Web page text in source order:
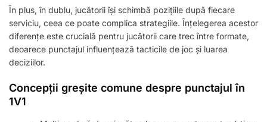
În plus, în dublu, jucătorii își schimbă pozițiile după fiecare
serviciu, ceea ce poate complica strategiile. Înțelegerea acestor
diferențe este crucială pentru jucătorii care trec între formate,
deoarece punctajul influențează tacticile de joc și luarea
deciziilor.
Concepții greșite comune despre punctajul în
1V1